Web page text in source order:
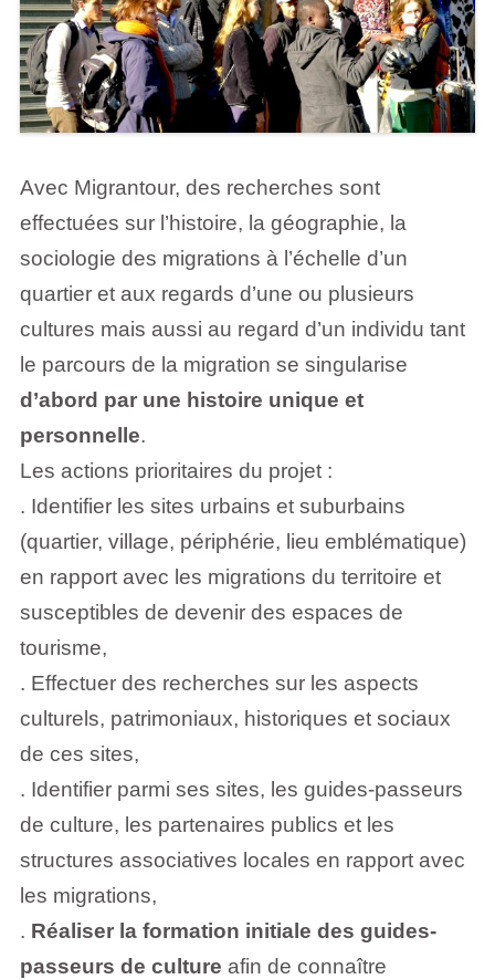
Avec Migrantour, des recherches sont
effectuées sur l’histoire, la géographie, la
sociologie des migrations à l’échelle d’un
quartier et aux regards d’une ou plusieurs
cultures mais aussi au regard d’un individu tant
le parcours de la migration se singularise
d’abord par une histoire unique et
personnelle.
Les actions prioritaires du projet :
. Identifier les sites urbains et suburbains
(quartier, village, périphérie, lieu emblématique)
en rapport avec les migrations du territoire et
susceptibles de devenir des espaces de
tourisme,
. Effectuer des recherches sur les aspects
culturels, patrimoniaux, historiques et sociaux
de ces sites,
. Identifier parmi ses sites, les guides-passeurs
de culture, les partenaires publics et les
structures associatives locales en rapport avec
les migrations,
. Réaliser la formation initiale des guides-
passeurs de culture afin de connaître